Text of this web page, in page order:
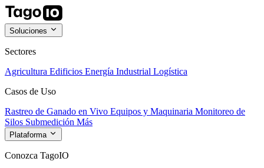
Soluciones
Sectores
Agricultura Edificios Energía Industrial Logística
Casos de Uso
Rastreo de Ganado en Vivo Equipos y Maquinaria Monitoreo de
Silos Submedición Más
Plataforma
Conozca TagoIO